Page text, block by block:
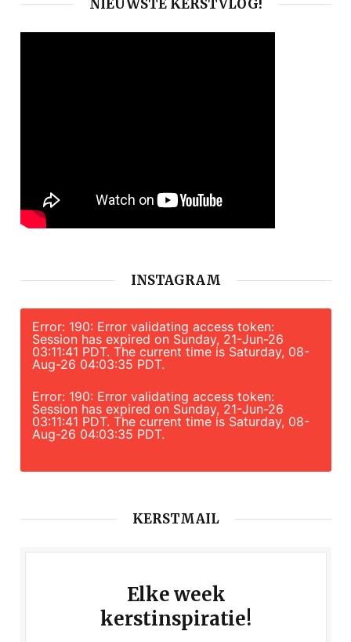
NIEUWSTE KERSTVLOG!
INSTAGRAM
Error: 190: Error validating access token:
Session has expired on Sunday, 21-Jun-26
03:11:41 PDT. The current time is Saturday, 08-
Aug-26 04:03:35 PDT.
Error: 190: Error validating access token:
Session has expired on Sunday, 21-Jun-26
03:11:41 PDT. The current time is Saturday, 08-
Aug-26 04:03:35 PDT.
KERSTMAIL
Elke week
kerstinspiratie!